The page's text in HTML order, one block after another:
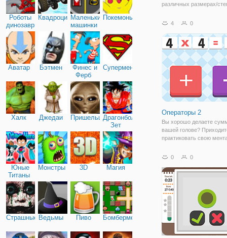
Роботы
динозавры
КвадроциклыМаленькие
машинки
Покемоны
Аватар Бэтмен
Финес и
Ферб
Супермен
Халк Джедаи ПришельцыДрагонболл
Зет
Юные
Титаны
Монстры 3D Магия
Страшные Ведьмы Пиво Бомбермен
различных размерах/
как hashiwokakero или
любой остров можно
любой другой.
4 0
Операторы 2
Вы хорошо делаете
вашей голове?
практиковать свою
соответствующие
оперативного символа!
0 0